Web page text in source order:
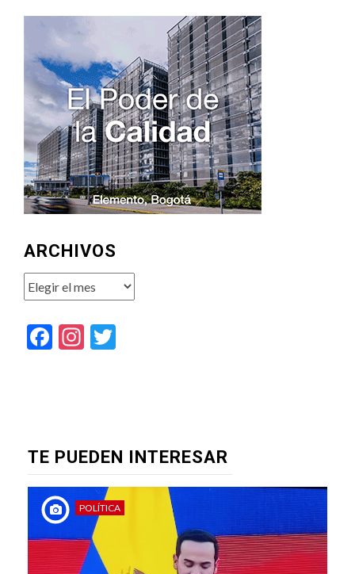
ARCHIVOS
Archivos
Facebook
Instagram
TE PUEDEN INTERESAR
POLÍTICA